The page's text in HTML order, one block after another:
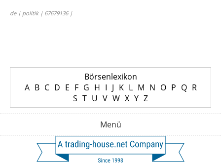
de | politik | 67679136 |
Börsenlexikon
A B C D E F G H I J K L M N O P Q R
S T U V W X Y Z
Menü